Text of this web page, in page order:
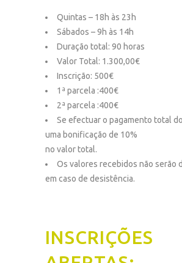
Quintas – 18h às 23h
Sábados – 9h às 14h
Duração total: 90 horas
Valor Total: 1.300,00€
Inscrição: 500€
1ª parcela :400€
2ª parcela :400€
Se efectuar o pagamento total
uma bonificação de 10%
no valor total.
Os valores recebidos não serão
em caso de desistência.
INSCRIÇÕES